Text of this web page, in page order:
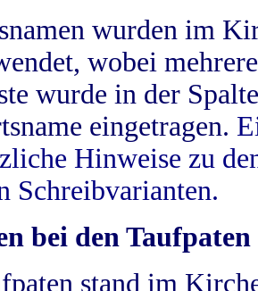
wurden im
wobei
wurde in der
eingetragen.
Hinweise zu
Schreibvarianten.
bei den Taufpaten
stand im